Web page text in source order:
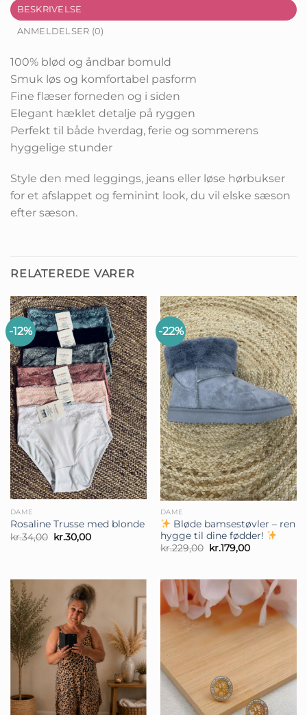
BESKRIVELSE
ANMELDELSER (0)
100% blød og åndbar bomuld
Smuk løs og komfortabel pasform
Fine flæser forneden og i siden
Elegant hæklet detalje på ryggen
Perfekt til både hverdag, ferie og sommerens
hyggelige stunder
Style den med leggings, jeans eller løse hørbukser
for et afslappet og feminint look, du vil elske sæson
efter sæson.
RELATEREDE VARER
-12%
DAME
Rosaline Trusse med blonde
kr.34,00 Den
oprindelige
kr.30,00Den
-22%
DAME
Bløde bamsestøvler – ren
hygge til dine fødder!
kr.229,00 Den
oprindelige
kr.229,00.
kr.179,00Den
kr.179,00.